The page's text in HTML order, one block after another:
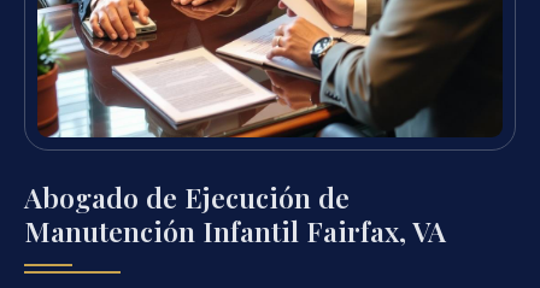
Abogado de Ejecución de
Manutención Infantil Fairfax, VA